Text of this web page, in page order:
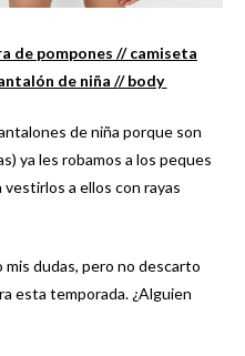
de pompones // camiseta
de niña // body
de niña porque son
ya les robamos a los peques
a ellos con rayas
dudas, pero no descarto
esta temporada. ¿Alguien